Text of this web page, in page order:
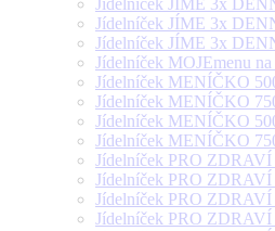
Jídelníček JÍME 3x
Jídelníček JÍME 3x
Jídelníček JÍME 3x
Jídelníček MOJEmenu na
Jídelníček MENÍČKO
Jídelníček MENÍČKO
Jídelníček MENÍČKO
Jídelníček MENÍČKO
Jídelníček PRO ZDRAVÍ
Jídelníček PRO ZDRAVÍ
Jídelníček PRO ZDRAVÍ
Jídelníček PRO ZDRAVÍ